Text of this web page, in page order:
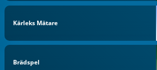
Kärleks Mätare
Brädspel